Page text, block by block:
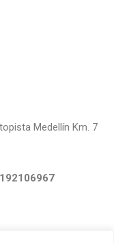
Medellín Km. 7